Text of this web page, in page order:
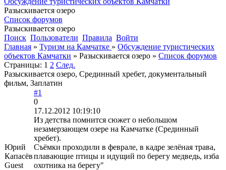
Разыскивается озеро
Список форумов
Разыскивается озеро
Поиск Пользователи Правила Войти
Главная » Туризм на Камчатке » Обсуждение туристических
объектов Камчатки » Разыскивается озеро » Список форумов
Страницы: 1 2 След.
Разыскивается озеро, Срединный хребет, документальный
фильм, Заплатин
Юрий
Капасёв
Guest
#1
0
17.12.2012 10:19:10
Из детства помнится сюжет о небольшом
незамерзающем озере на Камчатке (Срединный
хребет).
Съёмки проходили в феврале, в кадре зелёная трава,
плавающие птицы и идущий по берегу медведь, изба
охотника на берегу"